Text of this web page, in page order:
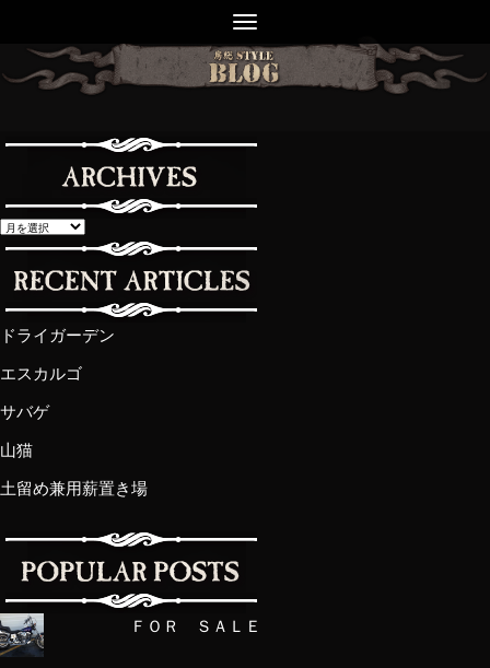
ドライガーデン
エスカルゴ
サバゲ
山猫
土留め兼用薪置き場
ＦＯＲ ＳＡＬＥ